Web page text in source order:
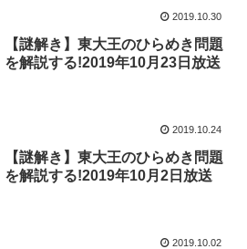
2019.10.30
【謎解き】東大王のひらめき問題
を解説する!2019年10月23日放送
2019.10.24
【謎解き】東大王のひらめき問題
を解説する!2019年10月2日放送
2019.10.02